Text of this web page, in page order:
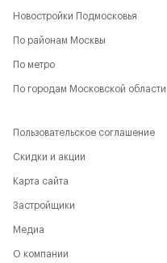
Новостройки Подмосковья
По районам Москвы
По метро
По городам Московской области
Пользовательское соглашение
Скидки и акции
Карта сайта
Застройщики
Медиа
О компании